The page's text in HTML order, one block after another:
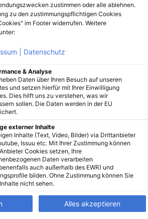
zustimmen oder alle ablehnen.
zu den zustimmungspflichtigen Cookies
im Footer widerrufen. Weitere
| Datenschutz
& Analyse
Daten über Ihren Besuch auf unseren
und setzen hierfür mit Ihrer Einwilligung
Dies hilft uns zu verstehen, was wir
sollen. Die Daten werden in der EU
externer Inhalte
Inhalte (Text, Video, Bilder) via Drittanbieter
Issuu etc. Mit Ihrer Zustimmung können
Cookies setzen, Ihre
Daten verarbeiten
auch außerhalb des EWR) und
bilden. Ohne Zustimmung können Sie
nicht sehen.
Alles akzeptieren